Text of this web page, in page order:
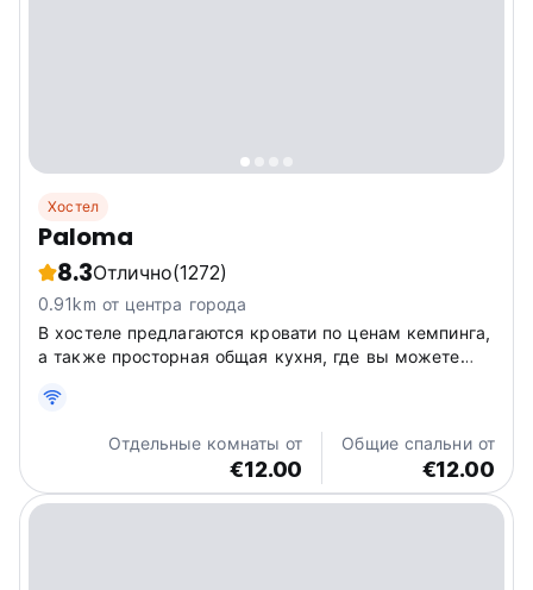
Хостел
Paloma
8.3Отлично(1272)
0.91km от центра города
В хостеле предлагаются кровати по ценам кемпинга,
а также просторная общая кухня, где вы можете
туристическом агентстве можно забронировать на
месте все необходимое для поездки.
Отдельные комнаты от
€12.00
Общие спальни от
€12.00